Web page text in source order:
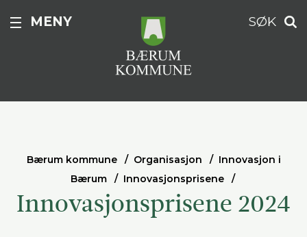
MENY SØK
Bærum kommune Organisasjon
Innovasjon i
Bærum
Innovasjonsprisene
Innovasjonsprisene 2024